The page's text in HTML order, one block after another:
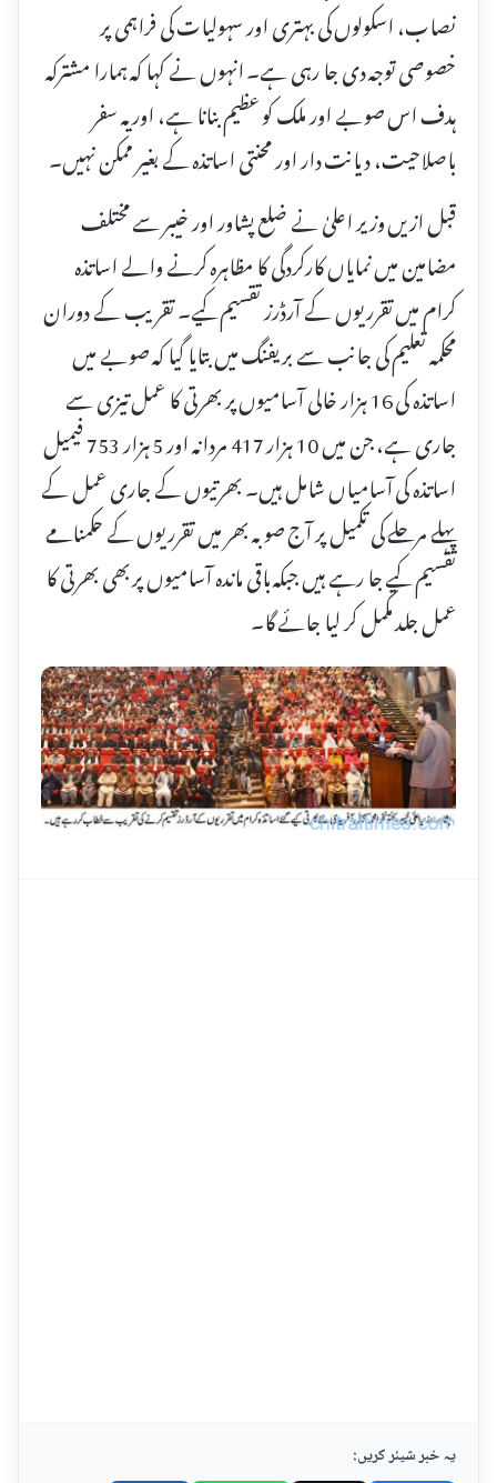
نصاب، اسکولوں کی بہتری اور سہولیات کی فراہمی پر
خصوصی توجہ دی جا رہی ہے۔ انہوں نے کہا کہ ہمارا مشترکہ
ہدف اس صوبے اور ملک کو عظیم بنانا ہے، اور یہ سفر
باصلاحیت، دیانت دار اور محنتی اساتذہ کے بغیر ممکن نہیں۔
قبل ازیں وزیر اعلیٰ نے ضلع پشاور اور خیبر سے مختلف
مضامین میں نمایاں کارکردگی کا مظاہرہ کرنے والے اساتذہ
کرام میں تقرریوں کے آرڈرز تقسیم کیے۔ تقریب کے دوران
محکمہ تعلیم کی جانب سے بریفنگ میں بتایا گیا کہ صوبے میں
اساتذہ کی 16 ہزار خالی آسامیوں پر بھرتی کا عمل تیزی سے
جاری ہے، جن میں 10 ہزار 417 مردانہ اور 5 ہزار 753 فیمیل
اساتذہ کی آسامیاں شامل ہیں۔ بھرتیوں کے جاری عمل کے
پہلے مرحلے کی تکمیل پر آج صوبہ بھر میں تقرریوں کے حکمنامے
تقسیم کیے جا رہے ہیں جبکہ باقی ماندہ آسامیوں پر بھی بھرتی کا
عمل جلد مکمل کر لیا جائے گا۔
یہ خبر شیئر کریں: